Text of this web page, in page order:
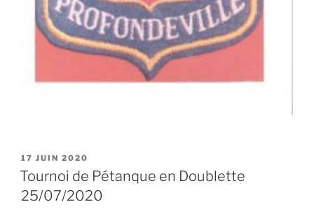
PUBLIÉ
LE
17 JUIN 2020
Tournoi de Pétanque en Doublette
25/07/2020